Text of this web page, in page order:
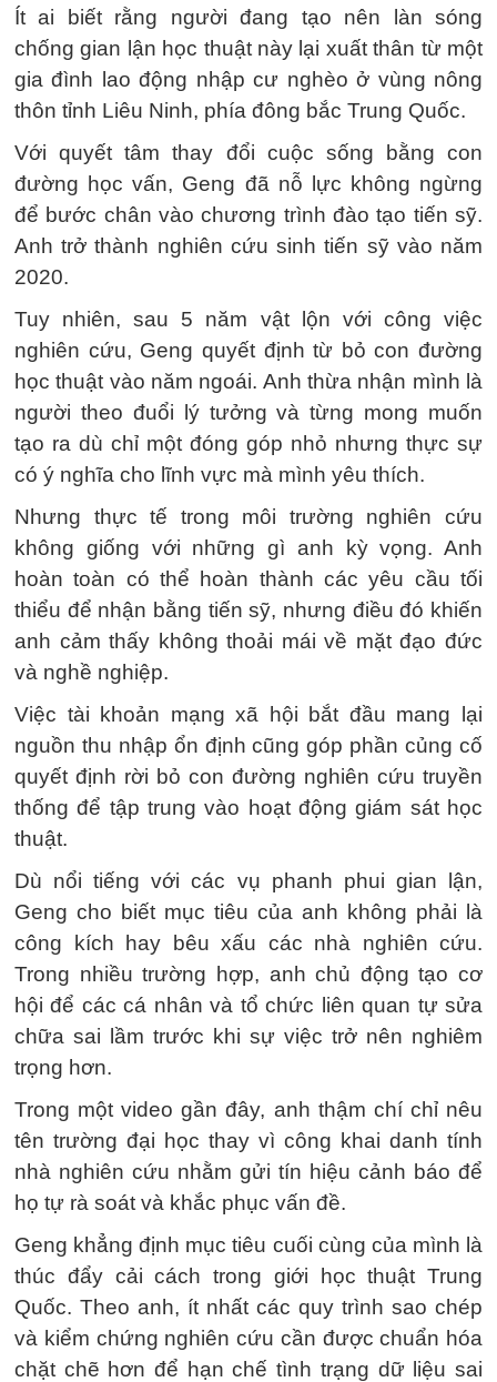
Ít ai biết rằng người đang tạo nên làn sóng
chống gian lận học thuật này lại xuất thân từ một
gia đình lao động nhập cư nghèo ở vùng nông
thôn tỉnh Liêu Ninh, phía đông bắc Trung Quốc.
Với quyết tâm thay đổi cuộc sống bằng con
đường học vấn, Geng đã nỗ lực không ngừng
để bước chân vào chương trình đào tạo tiến sỹ.
Anh trở thành nghiên cứu sinh tiến sỹ vào năm
2020.
Tuy nhiên, sau 5 năm vật lộn với công việc
nghiên cứu, Geng quyết định từ bỏ con đường
học thuật vào năm ngoái. Anh thừa nhận mình là
người theo đuổi lý tưởng và từng mong muốn
tạo ra dù chỉ một đóng góp nhỏ nhưng thực sự
có ý nghĩa cho lĩnh vực mà mình yêu thích.
Nhưng thực tế trong môi trường nghiên cứu
không giống với những gì anh kỳ vọng. Anh
hoàn toàn có thể hoàn thành các yêu cầu tối
thiểu để nhận bằng tiến sỹ, nhưng điều đó khiến
anh cảm thấy không thoải mái về mặt đạo đức
và nghề nghiệp.
Việc tài khoản mạng xã hội bắt đầu mang lại
nguồn thu nhập ổn định cũng góp phần củng cố
quyết định rời bỏ con đường nghiên cứu truyền
thống để tập trung vào hoạt động giám sát học
thuật.
Dù nổi tiếng với các vụ phanh phui gian lận,
Geng cho biết mục tiêu của anh không phải là
công kích hay bêu xấu các nhà nghiên cứu.
Trong nhiều trường hợp, anh chủ động tạo cơ
hội để các cá nhân và tổ chức liên quan tự sửa
chữa sai lầm trước khi sự việc trở nên nghiêm
trọng hơn.
Trong một video gần đây, anh thậm chí chỉ nêu
tên trường đại học thay vì công khai danh tính
nhà nghiên cứu nhằm gửi tín hiệu cảnh báo để
họ tự rà soát và khắc phục vấn đề.
Geng khẳng định mục tiêu cuối cùng của mình là
thúc đẩy cải cách trong giới học thuật Trung
Quốc. Theo anh, ít nhất các quy trình sao chép
và kiểm chứng nghiên cứu cần được chuẩn hóa
chặt chẽ hơn để hạn chế tình trạng dữ liệu sai